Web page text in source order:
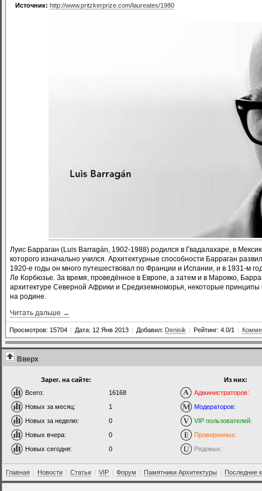
Источник: http://www.pritzkerprize.com/laureates/1980
Луис Барраган (Luis Barragán, 1902-1988) родился в Гвадалахаре, в
которого изначально учился. Архитектурные способности Барраган
1920-е годы он много путешествовал по Франции и Испании, и в 1931-м
Ле Корбюзье. За время, проведённое в Европе, а затем и в Марокко,
архитектуре Северной Африки и Средиземноморья, некоторые
на родине.
Читать дальше →
Просмотров: 15704 | Дата: 12 Янв 2013 | Добавил: Denisik | Рейтинг: 4.0/1 |
Вверх
Зарег. на сайте:
Всего:
16168
Новых за месяц:
1
Новых за неделю:
0
Новых вчера:
0
Новых сегодня:
0
Из них:
Администраторов:
Модераторов:
VIP пользователей:
Проверенных:
Рядовых:
Главная | Новости | Статьи | VIP | Форум | Памятники Архитектуры | Последние